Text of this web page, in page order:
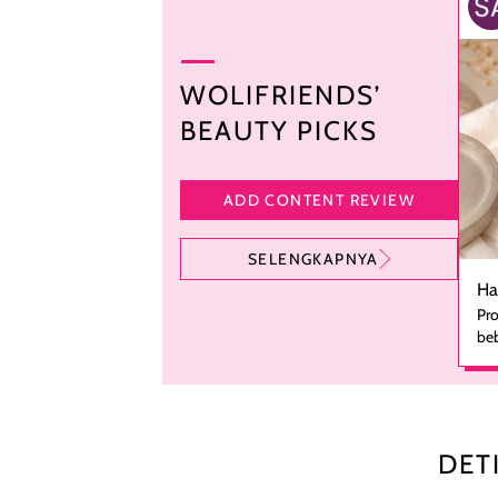
WOLIFRIENDS’
BEAUTY PICKS
ADD CONTENT REVIEW
SELENGKAPNYA